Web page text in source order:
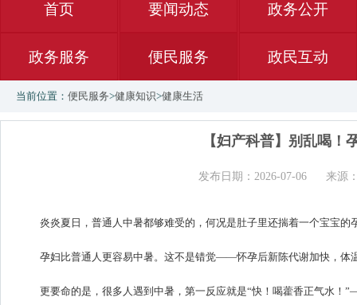
首页 要闻动态 政务公开
政务服务 便民服务 政民互动
当前位置： 便民服务>健康知识>健康生活
【妇产科普】别乱喝！
发布日期：2026-07-06 来源
炎炎夏日，普通人中暑都够难受的，何况是肚子里还揣着一个宝宝的
孕妇比普通人更容易中暑。这不是错觉——怀孕后新陈代谢加快，体
更要命的是，很多人遇到中暑，第一反应就是“快！喝藿香正气水！